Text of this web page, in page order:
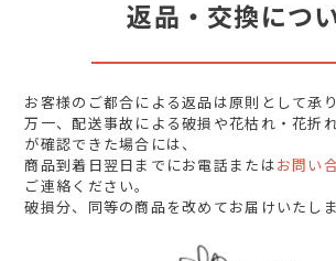
返品・交換につ
お客様のご都合による返品は原則として承り
万一、配送事故による破損や花枯れ・花折
が確認できた場合には、
商品到着日翌日までにお電話またはお問い
ご連絡ください。
破損分、同等の商品を改めてお届けいたしま